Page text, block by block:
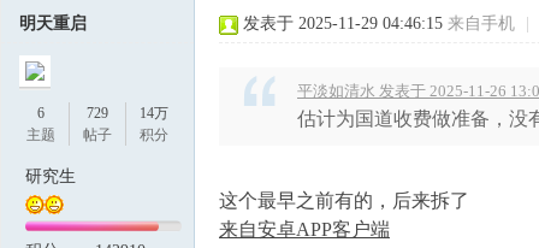
明天重启
6
主题
729
帖子
14万
积分
研究生
发表于 2025-11-29 04:46:15 来自手机
平淡如清水 发表于 2025-11-26
估计为国道收费做准备，没
这个最早之前有的，后来拆了
来自安卓APP客户端